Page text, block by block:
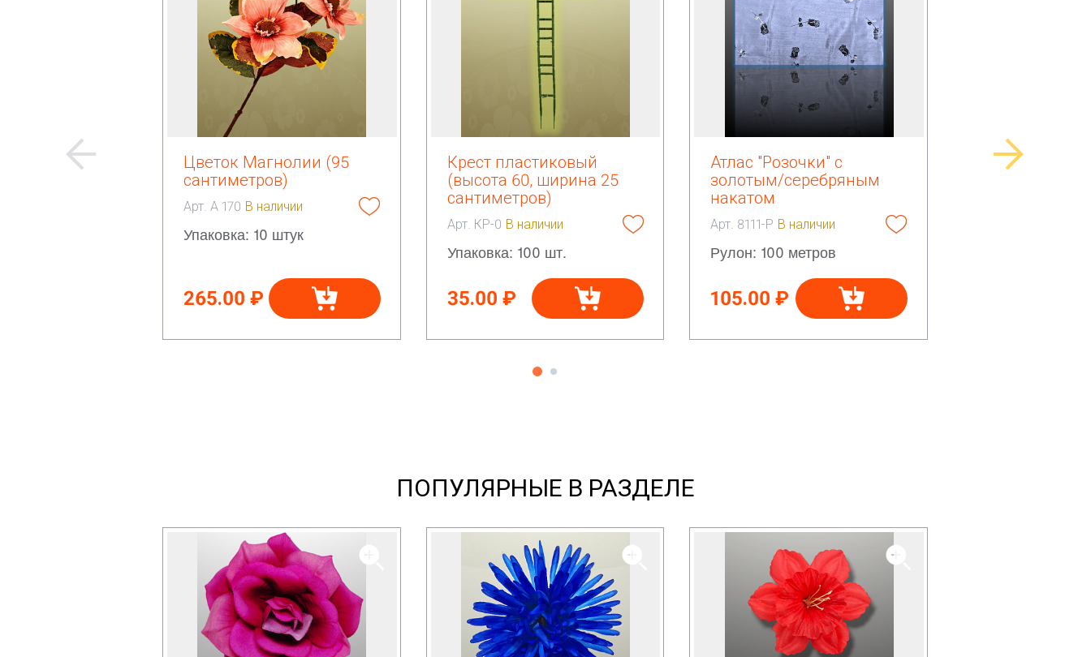
Цветок Магнолии (95
сантиметров)
Арт. А 170 В наличии
Упаковка: 10 штук
265.00 ₽
Крест пластиковый
(высота 60, ширина 25
сантиметров)
Арт. КР-0 В наличии
Упаковка: 100 шт.
35.00 ₽
Атлас "Розочки" с
золотым/серебряным
накатом
Арт. 8111-Р В наличии
Рулон: 100 метров
105.00 ₽
ПОПУЛЯРНЫЕ В РАЗДЕЛЕ